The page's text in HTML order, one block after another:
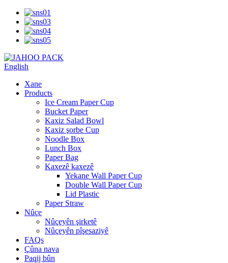
English
Xane
Products
Ice Cream Paper Cup
Bucket Paper
Kaxiz Salad Bowl
Kaxiz şorbe Cup
Noodle Box
Lunch Box
Paper Bag
Kaxezê kaxezê
Yekane Wall Paper Cup
Double Wall Paper Cup
Lid Plastic
Paper Straw
Nûçe
Nûçeyên şirketê
Nûçeyên pîşesaziyê
FAQs
Çûna nava
Paqij bûn